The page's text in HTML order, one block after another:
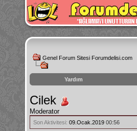
Genel Forum Sitesi Forumdelisi.com
Yardım
instagram
izlenme
hilesi
Cilek
Moderator
Son Aktivitesi: 09.Ocak.2019 00:56